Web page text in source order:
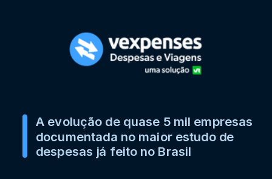
A evolução de quase 5 mil empresas
documentada no maior estudo de
despesas já feito no Brasil